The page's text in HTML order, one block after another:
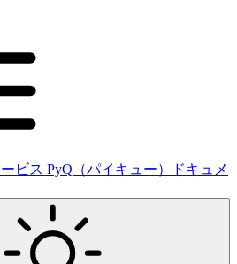
ビス PyQ（パイキュー）ドキュメ